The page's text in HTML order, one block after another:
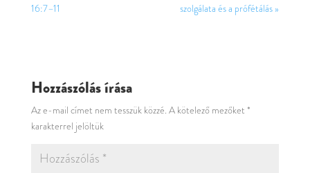
16:7–11
szolgálata és a prófétálás »
Hozzászólás írása
Az e-mail címet nem tesszük közzé. A kötelező mezőket *
karakterrel jelöltük